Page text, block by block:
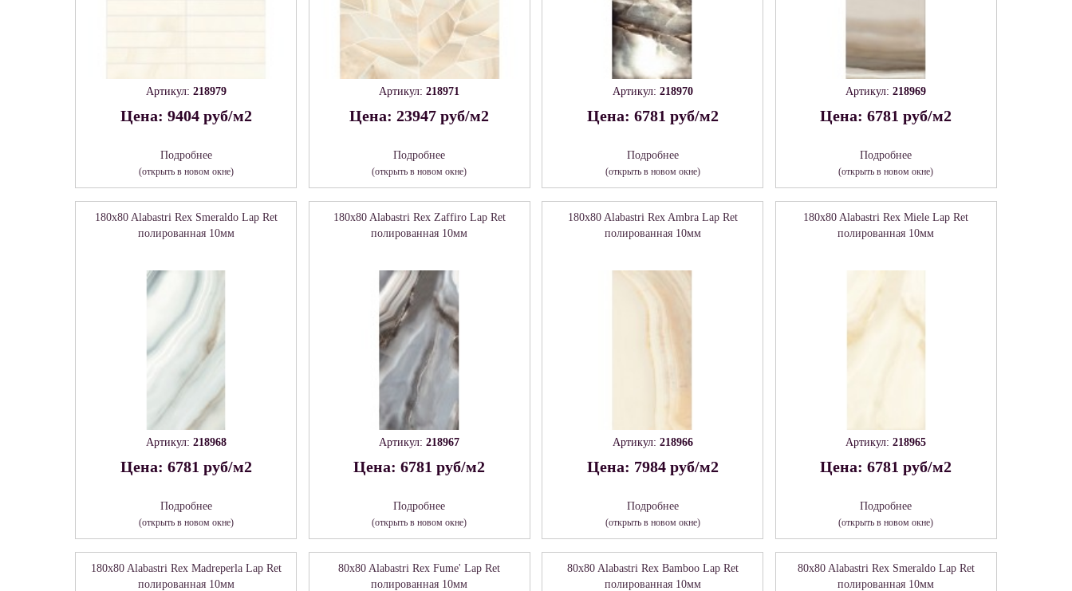
Артикул: 218979
Цена: 9404 руб/м2
Подробнее
(открыть в новом окне)
Артикул:218971
Цена: 23947 руб/м2
Подробнее
(открыть в новом окне)
Артикул: 218970
Цена: 6781 руб/м2
Подробнее
(открыть в новом окне)
Артикул:218969
Цена: 6781 руб/м2
Подробнее
(открыть в новом окне)
180x80 Alabastri Rex Smeraldo Lap Ret
полированная 10мм
Артикул: 218968
Цена: 6781 руб/м2
Подробнее
(открыть в новом окне)
180x80 Alabastri Rex Zaffiro Lap Ret
полированная 10мм
Артикул:218967
Цена: 6781 руб/м2
Подробнее
(открыть в новом окне)
180x80 Alabastri Rex Ambra Lap Ret
полированная 10мм
Артикул: 218966
Цена: 7984 руб/м2
Подробнее
(открыть в новом окне)
180x80 Alabastri Rex Miele Lap Ret
полированная 10мм
Артикул:218965
Цена: 6781 руб/м2
Подробнее
(открыть в новом окне)
180x80 Alabastri Rex Madreperla Lap Ret
полированная 10мм
80x80 Alabastri Rex Fume' Lap Ret
полированная 10мм
80x80 Alabastri Rex Bamboo Lap Ret
полированная 10мм
80x80 Alabastri Rex Smeraldo Lap Ret
полированная 10мм